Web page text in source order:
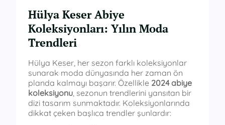
Hülya Keser Abiye
Koleksiyonları: Yılın Moda
Trendleri
Hülya Keser, her sezon farklı koleksiyonlar
sunarak moda dünyasında her zaman ön
planda kalmayı başarır. Özellikle 2024 abiye
koleksiyonu , sezonun trendlerini yansıtan bir
dizi tasarım sunmaktadır. Koleksiyonlarında
dikkat çeken başlıca trendler şunlardır: